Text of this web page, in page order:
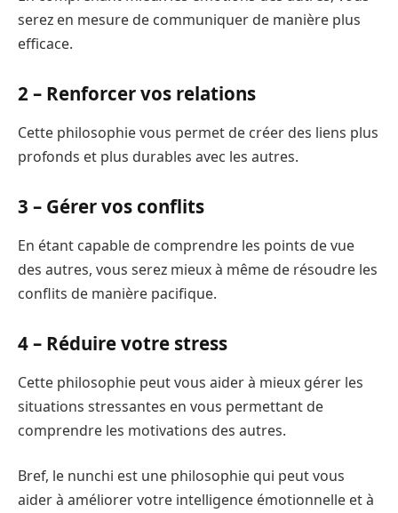
serez en mesure de communiquer de manière plus
efficace.
2 – Renforcer vos relations
Cette philosophie vous permet de créer des liens plus
profonds et plus durables avec les autres.
3 – Gérer vos conflits
En étant capable de comprendre les points de vue
des autres, vous serez mieux à même de résoudre les
conflits de manière pacifique.
4 – Réduire votre stress
Cette philosophie peut vous aider à mieux gérer les
situations stressantes en vous permettant de
comprendre les motivations des autres.
Bref, le nunchi est une philosophie qui peut vous
aider à améliorer votre intelligence émotionnelle et à